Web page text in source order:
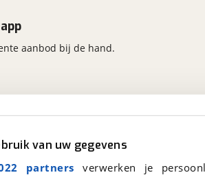
van uw gegevens
partners verwerken je
van
aanbod bij de hand.